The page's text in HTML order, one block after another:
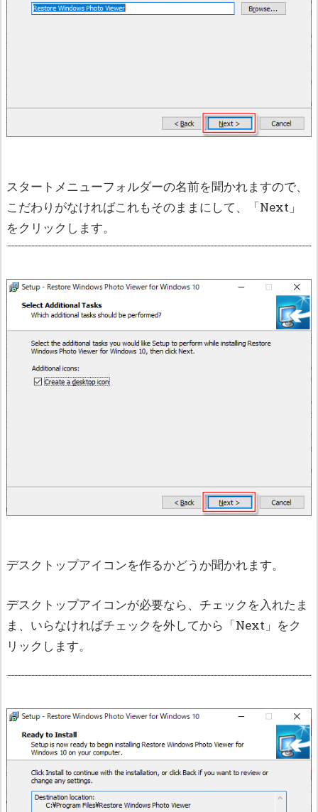
スタートメニューフォルダーの名前を聞かれますので、
こだわりがなければこれもそのままにして、「Next」
をクリックします。
デスクトップアイコンを作るかどうか聞かれます。
デスクトップアイコンが必要なら、チェックを入れたま
ま、いらなければチェックを外してから「Next」をク
リックします。